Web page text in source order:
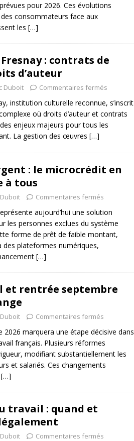
pour 2026. Ces évolutions
consommateurs face aux
les […]
: contrats de
d’auteur
Duboit Commentaires fermés
institution culturelle reconnue, s’inscrit
où droits d’auteur et contrats
enjeux majeurs pour tous les
La gestion des œuvres […]
: le microcrédit en
à tous
Commentaires fermés
aujourd’hui une solution
les personnes exclues du système
forme de prêt de faible montant,
des plateformes numériques,
[…]
et rentrée septembre
Commentaires fermés
2026 marquera une étape décisive dans
français. Plusieurs réformes
modifiant substantiellement les
et salariés. Ces changements
[…]
travail : quand et
Commentaires fermés